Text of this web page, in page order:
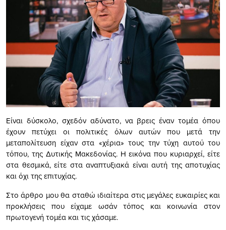
Είναι δύσκολο, σχεδόν αδύνατο, να βρεις έναν τομέα όπου
έχουν πετύχει οι πολιτικές όλων αυτών που μετά την
μεταπολίτευση είχαν στα «χέρια» τους την τύχη αυτού του
τόπου, της Δυτικής Μακεδονίας. Η εικόνα που κυριαρχεί, είτε
στα θεσμικά, είτε στα αναπτυξιακά είναι αυτή της αποτυχίας
και όχι της επιτυχίας.
Στο άρθρο μου θα σταθώ ιδιαίτερα στις μεγάλες ευκαιρίες και
προκλήσεις που είχαμε ωσάν τόπος και κοινωνία στον
πρωτογενή τομέα και τις χάσαμε.